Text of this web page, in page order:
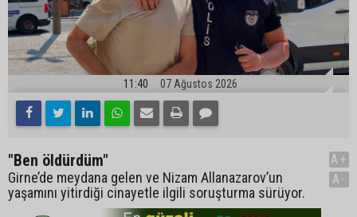
11:40 07 Ağustos 2026
"Ben öldürdüm"
Girne’de meydana gelen ve Nizam Allanazarov’un
yaşamını yitirdiği cinayetle ilgili soruşturma sürüyor.
A+
A-